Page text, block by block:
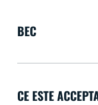
BEC
CE ESTE